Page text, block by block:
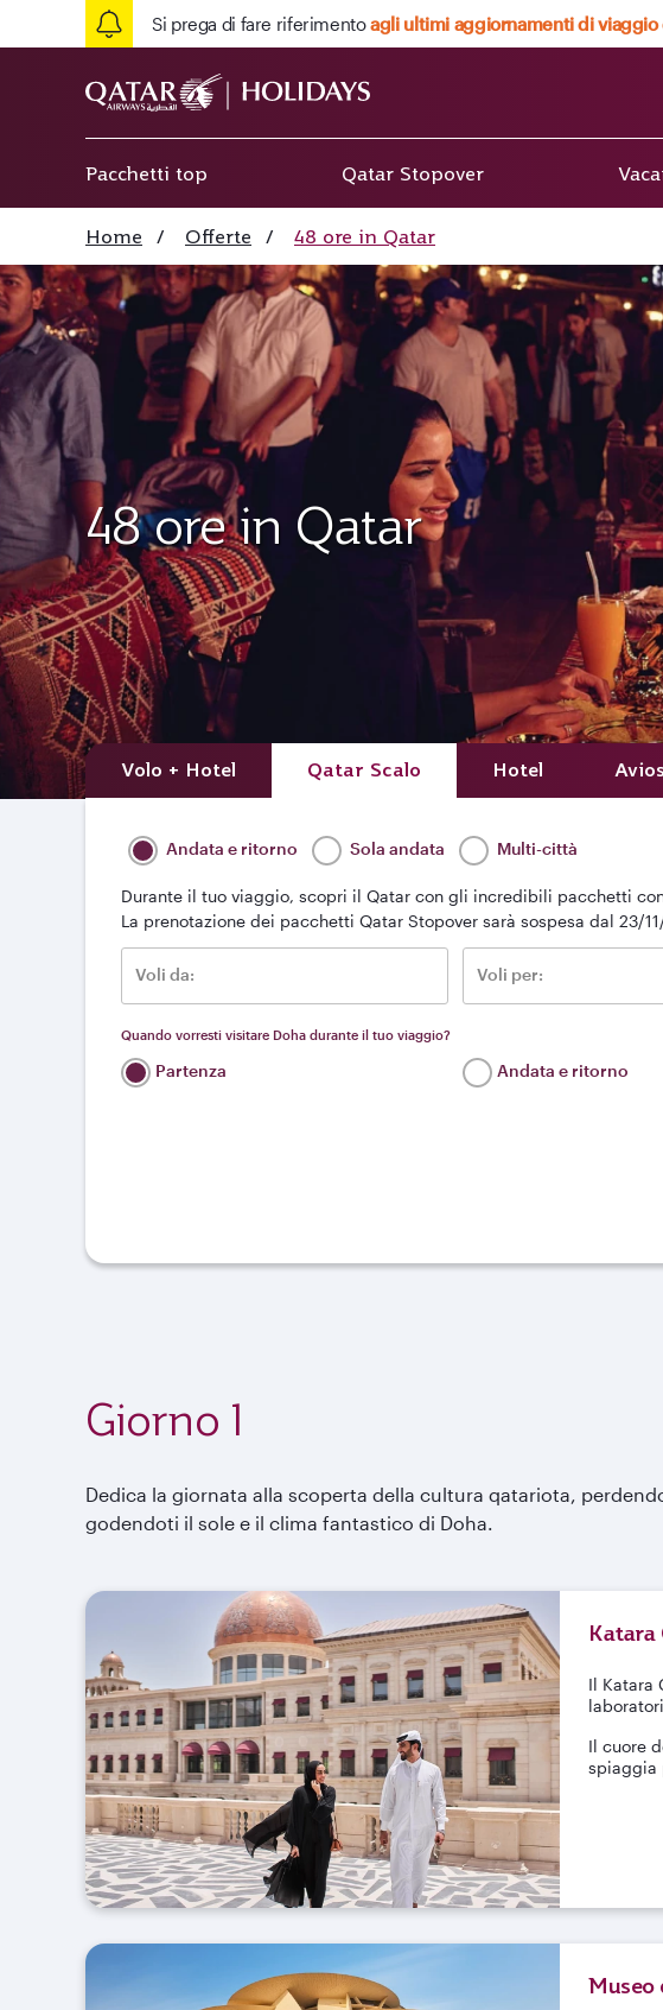
Si prega di fare riferimentoagli ultimi aggiornamenti di viaggio
Pacchetti top Qatar Stopover
Home / Offerte / 48 ore in Qatar
48 ore in Qatar
Volo + Hotel Qatar Scalo Hotel
Andata e ritorno Sola andata Multi-città
Durante il tuo viaggio, scopri il Qatar con gli incredibili pacchetti
La prenotazione dei pacchetti Qatar Stopover sarà sospesa dal 23/
Voli da: Voli per:
Quando vorresti visitare Doha durante il tuo viaggio?
Partenza Andata e ritorno
Giorno 1
Dedica la giornata alla scoperta della cultura qatariota,
godendoti il sole e il clima fantastico di Doha.
Il Katara
Il cuore
spiaggia
Museo